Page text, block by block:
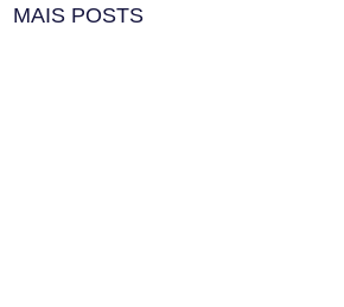
MAIS POSTS